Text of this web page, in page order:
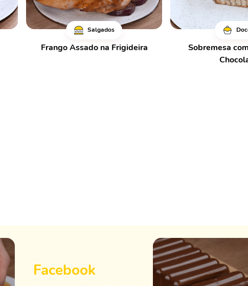
Salgados
Frango Assado na Frigideira
Sobremesa
Facebook